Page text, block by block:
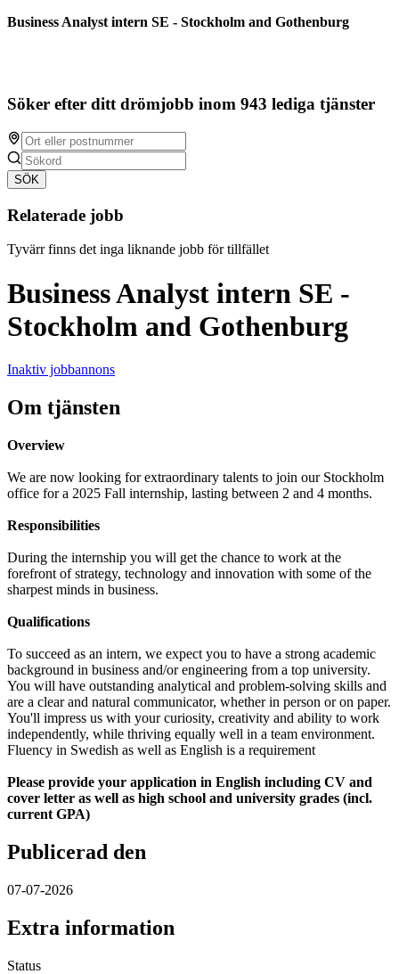
Business Analyst intern SE - Stockholm and Gothenburg
Söker efter ditt drömjobb inom 943 lediga tjänster
SÖK
Relaterade jobb
Tyvärr finns det inga liknande jobb för tillfället
Business Analyst intern SE -
Stockholm and Gothenburg
Inaktiv jobbannons
Om tjänsten
Overview
We are now looking for extraordinary talents to join our Stockholm
office for a 2025 Fall internship, lasting between 2 and 4 months.
Responsibilities
During the internship you will get the chance to work at the
forefront of strategy, technology and innovation with some of the
sharpest minds in business.
Qualifications
To succeed as an intern, we expect you to have a strong academic
background in business and/or engineering from a top university.
You will have outstanding analytical and problem-solving skills and
are a clear and natural communicator, whether in person or on paper.
You'll impress us with your curiosity, creativity and ability to work
independently, while thriving equally well in a team environment.
Fluency in Swedish as well as English is a requirement
Please provide your application in English including CV and
cover letter as well as high school and university grades (incl.
current GPA)
Publicerad den
07-07-2026
Extra information
Status